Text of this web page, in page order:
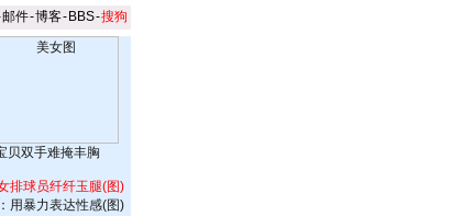
邮件-博客- BBS-搜狗
贝双手难掩丰胸
排球员纤纤玉腿(图)
用暴力表达性感(图)